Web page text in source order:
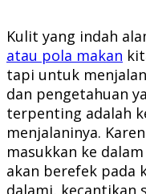
Kulit yang indah
atau pola makan
tapi untuk
dan pengetahuan
terpenting adalah
menjalaninya.
masukkan ke
akan berefek pada
dalami, kecantikan